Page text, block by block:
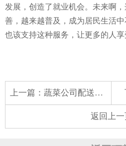
发展，创造了就业机会。未来啊
善，越来越普及，成为居民生活
也该支持这种服务，让更多的人享
上一篇： 蔬菜公司配送方案
返回上一